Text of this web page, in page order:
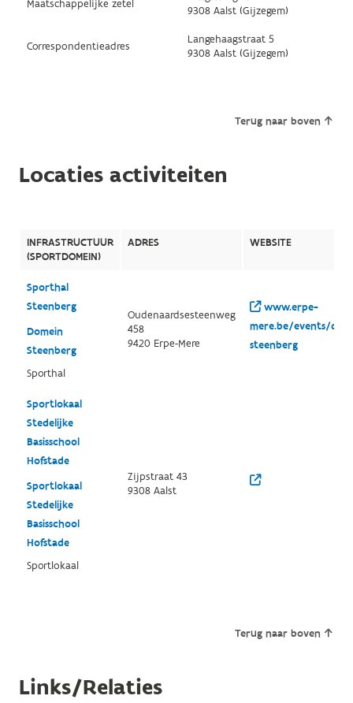
Maatschappelijke zetel
9308 Aalst (Gijzegem)
Correspondentieadres
Langehaagstraat 5
9308 Aalst (Gijzegem)
Terug naar boven
Locaties activiteiten
INFRASTRUCTUUR
(SPORTDOMEIN)
ADRES WEBSITE
Sporthal
Steenberg
Domein
Steenberg
Sporthal
Oudenaardsesteenweg
458
9420 Erpe-Mere
www.erpe-
mere.be/events/
steenberg
Sportlokaal
Stedelijke
Basisschool
Hofstade
Sportlokaal
Stedelijke
Basisschool
Hofstade
Sportlokaal
Zijpstraat 43
9308 Aalst
Terug naar boven
Links/Relaties